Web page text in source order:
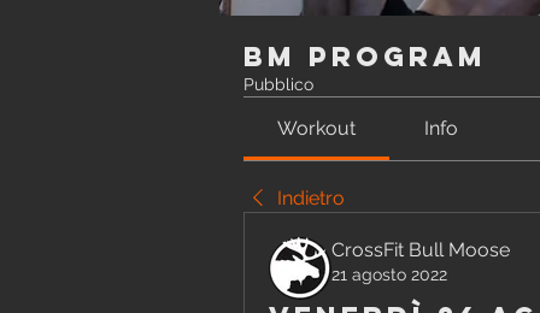
BM Program
Pubblico
Workout Info
Indietro
CrossFit Bull Moose
21 agosto 2022